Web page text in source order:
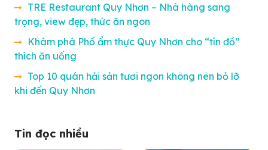
TRE Restaurant Quy Nhơn – Nhà hàng sang
trọng, view đẹp, thức ăn ngon
Khám phá Phố ẩm thực Quy Nhơn cho “tín đồ”
thích ăn uống
Top 10 quán hải sản tươi ngon không nên bỏ lỡ
khi đến Quy Nhơn
Tin đọc nhiều